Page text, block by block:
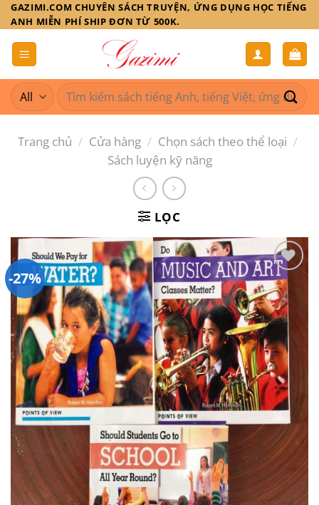
Skip
to
content
GAZIMI.COM CHUYÊN SÁCH TRUYỆN, ỨNG DỤNG HỌC TIẾNG
ANH MIỄN PHÍ SHIP ĐƠN TỪ 500K.
Tìm
kiếm:
Trang chủ / Cửa hàng / Chọn sách theo thể loại /
Sách luyện kỹ năng
LỌC
-27%
Add to
wishlist